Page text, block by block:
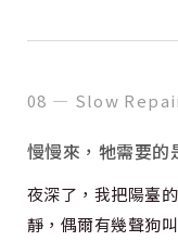
08 — Slow
慢慢來，牠需要的
夜深了，我把陽臺
靜，偶爾有幾聲狗